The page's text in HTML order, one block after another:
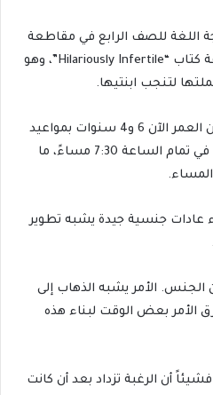
مزدوجة اللغة للصف الرابع في مقاطعة
ويستشيستر، بنيويورك، ومؤلفة كتاب “Hilariously Infertile”، وهو
لتنجب ابنتيها.
تُلزم طفلتيها اللتين تبلغان من العمر الآن 6 و4 سنوات بمواعيد
نوم صارمة، إذ تذهبان إلى النوم في تمام الساعة 7:30 مساءً، ما
عادات جنسية جيدة يشبه تطوير
الجنس. الأمر يشبه الذهاب إلى
الأمر بعض الوقت لبناء هذه
أن الرغبة تزداد بعد أن كانت